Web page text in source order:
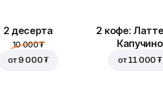
2 десерта
10 000 ₮
от 9 000 ₮
2 кофе:
Капучино
от 11 000 ₮